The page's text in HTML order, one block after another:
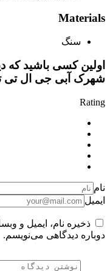
Materials
سنگ
اولین کسی باشید که
شهرک آبی جی ال تی
Rating
نام
ایمیل
ذخیره نام، ایمیل و
دوباره دیدگاهی می‌نویسم.